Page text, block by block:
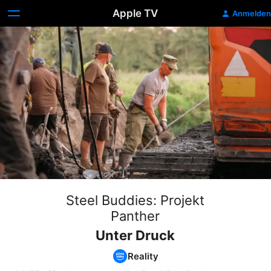
Apple TV Anmelden
Steel Buddies: Projekt
Panther
Unter Druck
Reality